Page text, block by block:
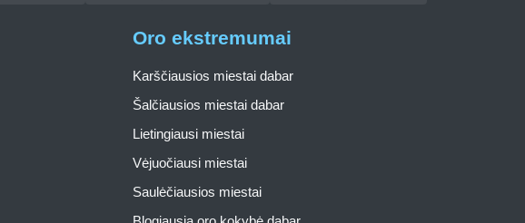
Oro ekstremumai
Karščiausios miestai dabar
Šalčiausios miestai dabar
Lietingiausi miestai
Vėjuočiausi miestai
Saulėčiausios miestai